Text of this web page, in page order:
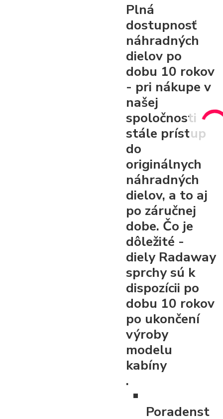
Plná
dostupnosť
náhradných
dielov po
dobu 10 rokov
- pri nákupe v
našej
spoločnosti
stále prístup
do
originálnych
náhradných
dielov, a to aj
po záručnej
dobe. Čo je
dôležité -
diely Radaway
sprchy sú k
dispozícii po
dobu 10 rokov
po ukončení
výroby
modelu
kabíny
.
Poradenst